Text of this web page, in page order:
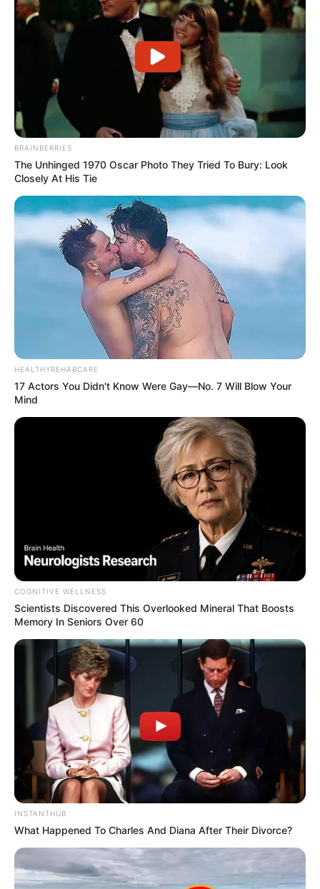
BRAINBERRIES
The Unhinged 1970 Oscar Photo They Tried To Bury: Look
Closely At His Tie
HEALTHYREHABCARE
17 Actors You Didn't Know Were Gay—No. 7 Will Blow Your
Mind
COGNITIVE WELLNESS
Scientists Discovered This Overlooked Mineral That Boosts
Memory In Seniors Over 60
INSTANTHUB
What Happened To Charles And Diana After Their Divorce?